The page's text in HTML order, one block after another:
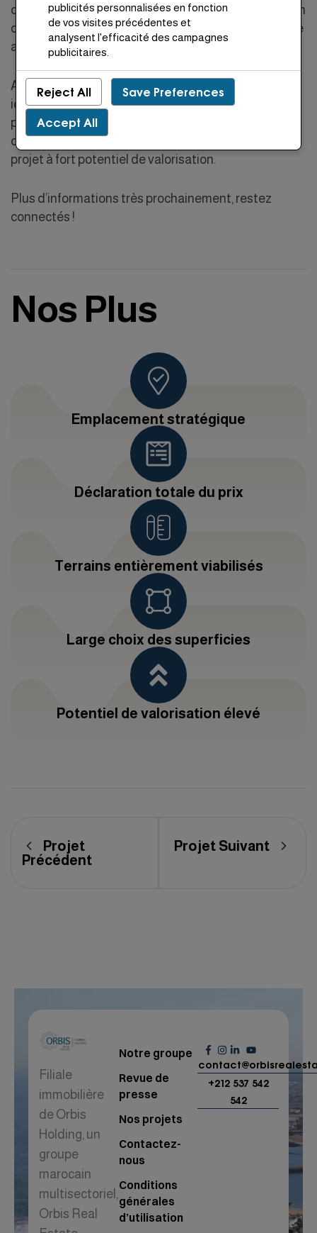
opportunité rare d’investissement et de construction
dans l’une des villes les plus prometteuses de la côte
atlantique.
Avec un large choix de lots de terrain viabilisés,
idéalement situés à Bouznika, ce projet est conçu
pour répondre à toutes vos ambitions, qu’il s’agisse
de bâtir votre résidence principale ou de réaliser un
projet à fort potentiel de valorisation.
Plus d’informations très prochainement, restez
connectés !
Nos Plus
Emplacement stratégique
Déclaration totale du prix
Terrains entièrement viabilisés
Large choix des superficies
Potentiel de valorisation élevé
Projet
Précédent
Projet Suivant
Filiale
immobilière
de Orbis
Holding, un
groupe
marocain
multisectoriel,
Orbis Real
Notre groupe
Revue de
presse
Nos projets
Contactez-
nous
Conditions
générales
d’utilisation
+212 537 542
542
publicités personnalisées en fonction
de vos visites précédentes et
analysent l'efficacité des campagnes
publicitaires.
Reject All Save Preferences
Accept All